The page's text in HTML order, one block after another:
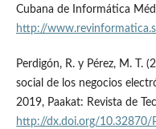
Cubana de Informática
http://
Perdigón, R. y Pérez, M. T.
social de los negocios
2019, Paakat: Revista de
http://dx.doi.org/10.32870/